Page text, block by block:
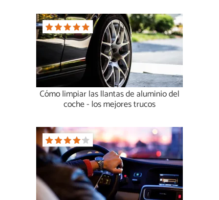
Cómo limpiar las llantas de aluminio del
coche - los mejores trucos